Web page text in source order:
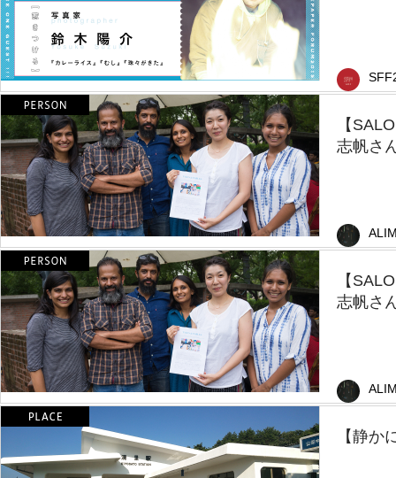
【
志帆さ
【
志帆さ
【静か